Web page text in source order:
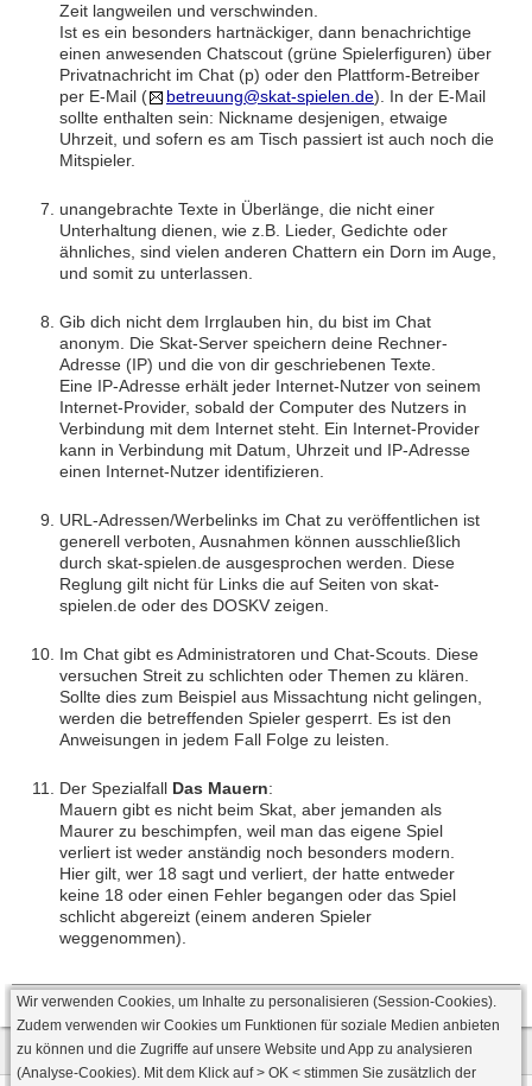
Zeit langweilen und verschwinden.
Ist es ein besonders hartnäckiger, dann benachrichtige
einen anwesenden Chatscout (grüne Spielerfiguren) über
Privatnachricht im Chat (p) oder den Plattform-Betreiber
per E-Mail (
betreuung@skat-spielen.de). In der E-Mail
sollte enthalten sein: Nickname desjenigen, etwaige
Uhrzeit, und sofern es am Tisch passiert ist auch noch die
Mitspieler.
unangebrachte Texte in Überlänge, die nicht einer
Unterhaltung dienen, wie z.B. Lieder, Gedichte oder
ähnliches, sind vielen anderen Chattern ein Dorn im Auge,
und somit zu unterlassen.
Gib dich nicht dem Irrglauben hin, du bist im Chat
anonym. Die Skat-Server speichern deine Rechner-
Adresse (IP) und die von dir geschriebenen Texte.
Eine IP-Adresse erhält jeder Internet-Nutzer von seinem
Internet-Provider, sobald der Computer des Nutzers in
Verbindung mit dem Internet steht. Ein Internet-Provider
kann in Verbindung mit Datum, Uhrzeit und IP-Adresse
einen Internet-Nutzer identifizieren.
URL-Adressen/Werbelinks im Chat zu veröffentlichen ist
generell verboten, Ausnahmen können ausschließlich
durch skat-spielen.de ausgesprochen werden. Diese
Reglung gilt nicht für Links die auf Seiten von skat-
spielen.de oder des DOSKV zeigen.
Im Chat gibt es Administratoren und Chat-Scouts. Diese
versuchen Streit zu schlichten oder Themen zu klären.
Sollte dies zum Beispiel aus Missachtung nicht gelingen,
werden die betreffenden Spieler gesperrt. Es ist den
Anweisungen in jedem Fall Folge zu leisten.
Der Spezialfall Das Mauern:
Mauern gibt es nicht beim Skat, aber jemanden als
Maurer zu beschimpfen, weil man das eigene Spiel
verliert ist weder anständig noch besonders modern.
Hier gilt, wer 18 sagt und verliert, der hatte entweder
keine 18 oder einen Fehler begangen oder das Spiel
schlicht abgereizt (einem anderen Spieler
weggenommen).
Wir verwenden Cookies, um Inhalte zu personalisieren (Session-Cookies).
Zudem verwenden wir Cookies um Funktionen für soziale Medien anbieten
zu können und die Zugriffe auf unsere Website und App zu analysieren
(Analyse-Cookies). Mit dem Klick auf> OK < stimmen Sie zusätzlich der